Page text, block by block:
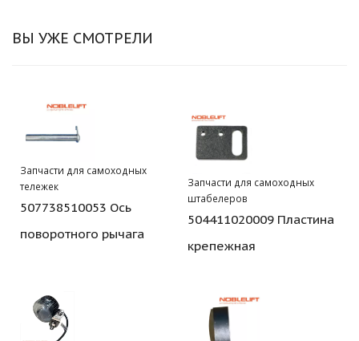
ВЫ УЖЕ СМОТРЕЛИ
Запчасти для самоходных
тележек
507738510053 Ось
поворотного рычага
Запчасти для самоходных
штабелеров
504411020009 Пластина
крепежная